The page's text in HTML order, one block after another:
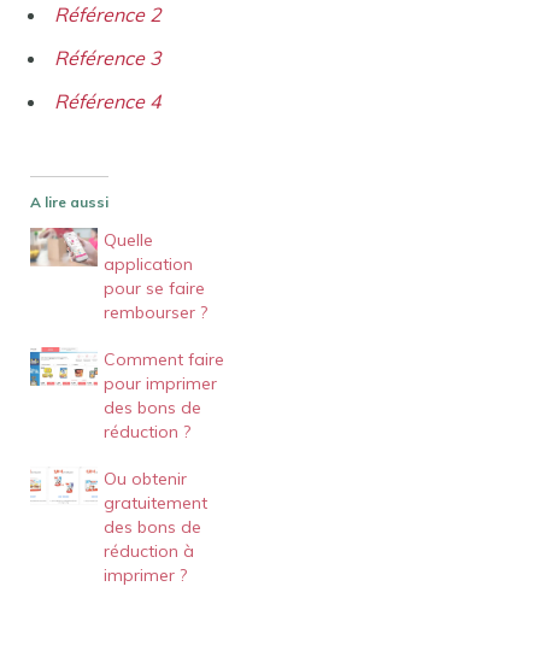
Référence 2
Référence 3
Référence 4
A lire aussi
Quelle
application
pour se faire
rembourser ?
Comment faire
pour imprimer
des bons de
réduction ?
Ou obtenir
gratuitement
des bons de
réduction à
imprimer ?